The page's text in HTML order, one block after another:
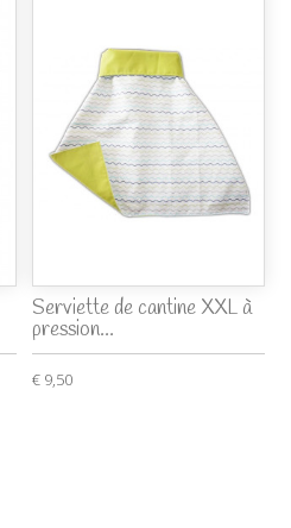
Serviette de cantine XXL à
pression...
€ 9,50